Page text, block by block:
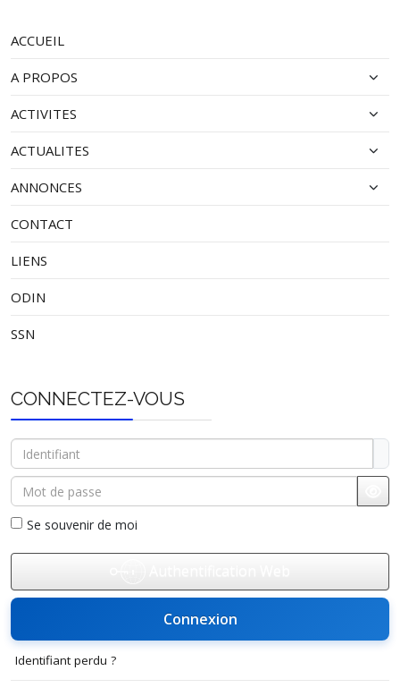
ACCUEIL
A PROPOS
ACTIVITES
ACTUALITES
ANNONCES
CONTACT
LIENS
ODIN
SSN
CONNECTEZ-VOUS
Identifiant
Mot de passe
Se souvenir de moi
Connexion
Identifiant perdu ?